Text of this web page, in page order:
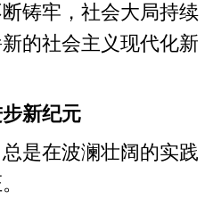
铸牢，社会大局持续
的社会主义现代化新
新纪元
在波澜壮阔的实践